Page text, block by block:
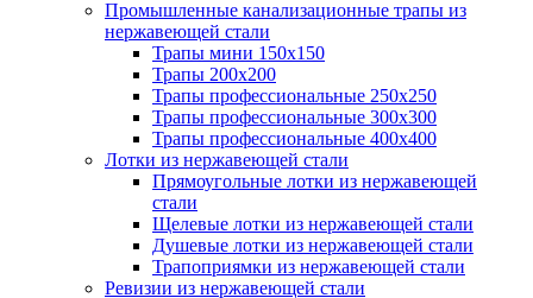
Промышленные канализационные трапы из
нержавеющей стали
Трапы мини 150х150
Трапы 200х200
Трапы профессиональные 250х250
Трапы профессиональные 300х300
Трапы профессиональные 400х400
Лотки из нержавеющей стали
Прямоугольные лотки из нержавеющей
стали
Щелевые лотки из нержавеющей стали
Душевые лотки из нержавеющей стали
Трапоприямки из нержавеющей стали
Ревизии из нержавеющей стали